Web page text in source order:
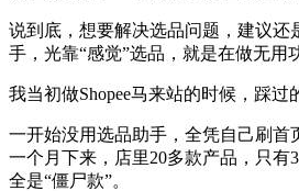
说到底，想要解决选品问题，建议还
手，光靠“感觉”选品，就是在做无用
我当初做Shopee马来站的时候，踩过
一开始没用选品助手，全凭自己刷首
一个月下来，店里20多款产品，只有
全是“僵尸款”。